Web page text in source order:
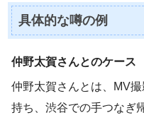
具体的な噂の例
仲野太賀さんとのケース
仲野太賀さんとは、MV
持ち、渋谷での手つなぎ